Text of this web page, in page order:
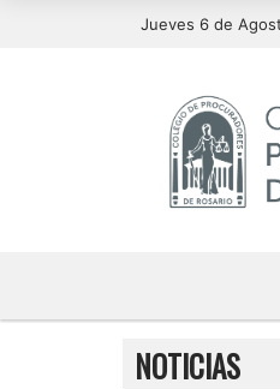
Jueves 6 de
NOTICIAS